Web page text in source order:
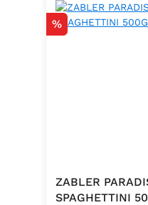
Küchenhelfer.
Suppen,
Lorbeer,
Thymian),
Rabatt
%
ZABLER
SPAGHETTINI